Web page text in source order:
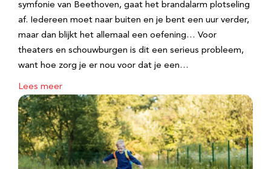
symfonie van Beethoven, gaat het brandalarm plotseling
af. Iedereen moet naar buiten en je bent een uur verder,
maar dan blijkt het allemaal een oefening… Voor
theaters en schouwburgen is dit een serieus probleem,
want hoe zorg je er nou voor dat je een…
Lees meer